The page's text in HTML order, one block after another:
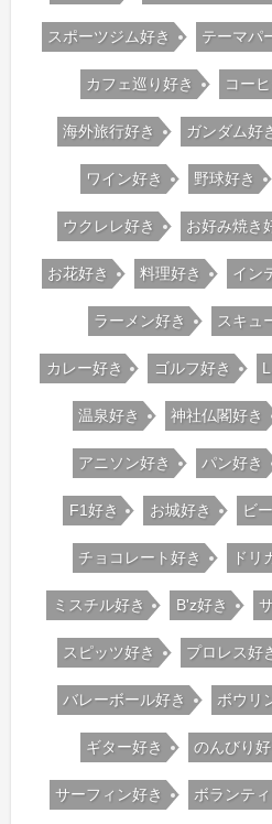
スポーツジム好き テーマパ
カフェ巡り好き コー
海外旅行好き ガンダム好
ワイン好き 野球好き
ウクレレ好き お好み焼き
お花好き 料理好き イン
ラーメン好き スキュ
カレー好き ゴルフ好き
温泉好き 神社仏閣好き
アニソン好き パン好き
F1好き お城好き ビ
チョコレート好き ドリ
ミスチル好き B'z好き
スピッツ好き プロレス好
バレーボール好き ボウリ
ギター好き のんびり好
サーフィン好き ボランテ